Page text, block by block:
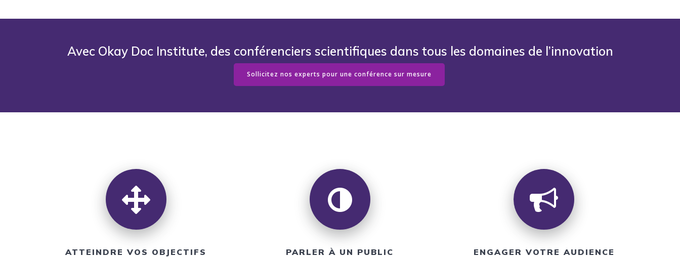
Avec Okay Doc Institute, des conférenciers scientifiques dans tous les domaines de l’innovation
Sollicitez nos experts pour une conférence sur mesure
ATTEINDRE VOS OBJECTIFS
PARLER À UN PUBLIC
ENGAGER VOTRE AUDIENCE